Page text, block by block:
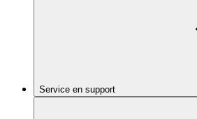
Service en support